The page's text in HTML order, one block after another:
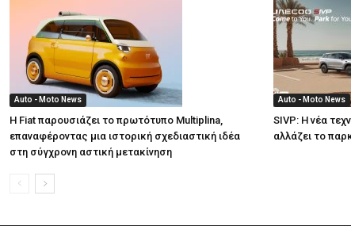
Auto - Moto News
Η Fiat παρουσιάζει το πρωτότυπο Multiplina,
επαναφέροντας μια ιστορική σχεδιαστική ιδέα
στη σύγχρονη αστική μετακίνηση
Auto - Moto News
SIVP: Η νέα
αλλάζει το